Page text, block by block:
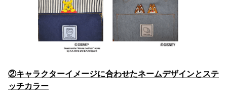
②キャラクターイメージに合わせたネームデザインとステ
ッチカラー